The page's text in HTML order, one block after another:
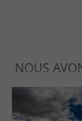
NOUS